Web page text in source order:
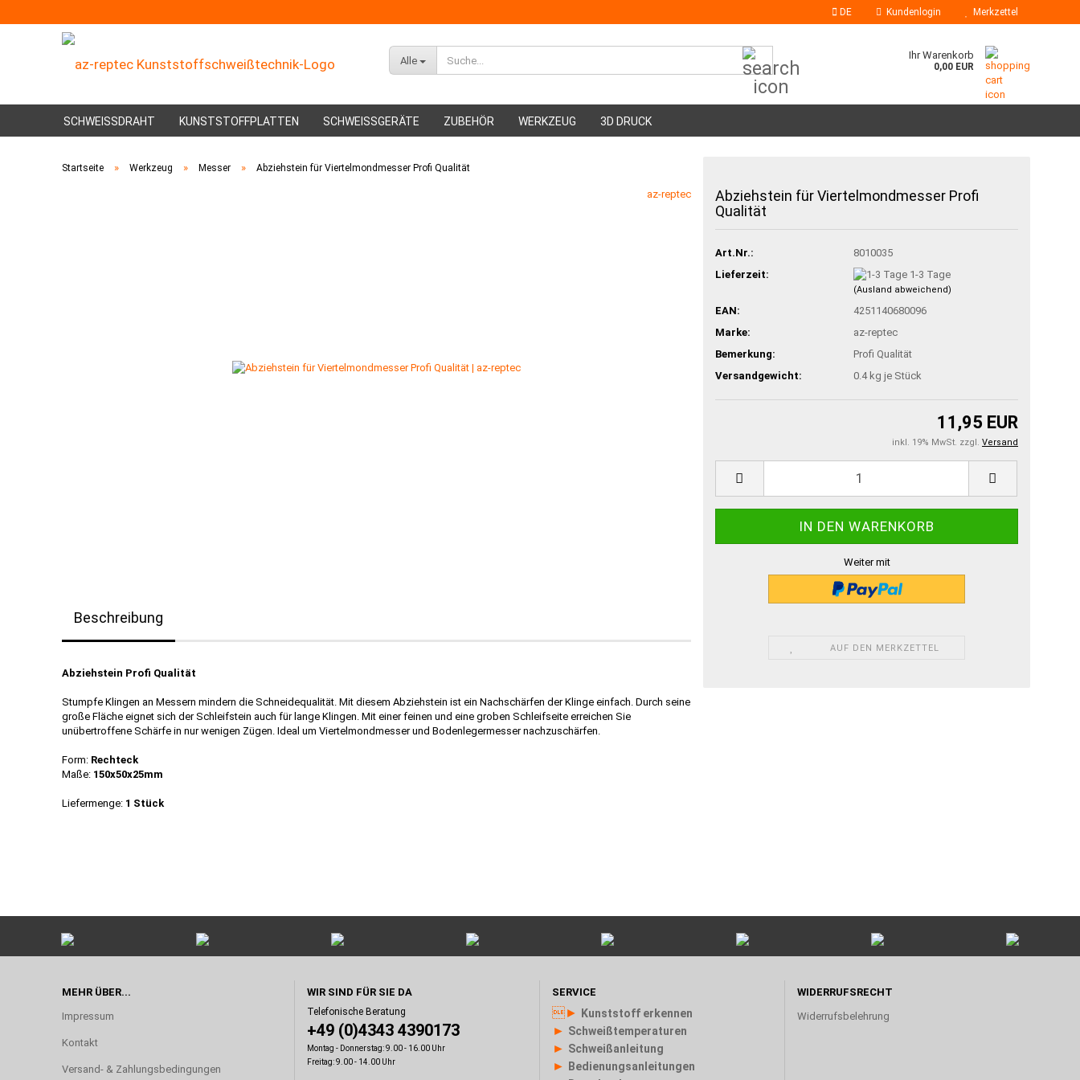
DE Kundenlogin Merkzettel
Alle Ihr Warenkorb
0,00 EUR
SCHWEISSDRAHT KUNSTSTOFFPLATTEN SCHWEISSGERÄTE ZUBEHÖR WERKZEUG
Klebesticks
Heißklebedüsen
3D DRUCK
Startseite » Werkzeug » Messer » Abziehstein für Viertelmondmesser Profi Qualität
az-reptec
Abziehstein für Viertelmondmesser Profi
Qualität
Art.Nr.:
8010035
Lieferzeit:
1-3 Tage
(Ausland abweichend)
EAN:
4251140680096
Marke:
az-reptec
Bemerkung:
Profi Qualität
Versandgewicht:
0.4kg je Stück
11,95 EUR
inkl. 19% MwSt. zzgl. Versand
Weiter mit
AUF DEN MERKZETTEL
Beschreibung
Abziehstein Profi Qualität
Stumpfe Klingen an Messern mindern die Schneidequalität. Mit diesem Abziehstein ist ein Nachschärfen der Klinge einfach. Durch seine
große Fläche eignet sich der Schleifstein auch für lange Klingen. Mit einer feinen und eine groben Schleifseite erreichen Sie
unübertroffene Schärfe in nur wenigen Zügen. Ideal um Viertelmondmesser und Bodenlegermesser nachzuschärfen.
Form: Rechteck
Maße: 150x50x25mm
Liefermenge: 1 Stück
MEHR ÜBER...
Impressum
Kontakt
Versand- & Zahlungsbedingungen
WIR SIND FÜR SIE DA
Telefonische Beratung
+49 (0)4343 4390173
Montag - Donnerstag: 9.00 - 16.00 Uhr
Freitag: 9.00 - 14.00 Uhr
SERVICE
► Kunststoff erkennen
► Schweißtemperaturen
► Schweißanleitung
► Bedienungsanleitungen
WIDERRUFSRECHT
Widerrufsbelehrung